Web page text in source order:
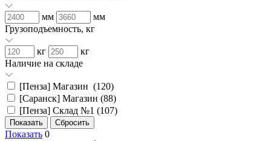
мм
мм
Грузоподъемность, кг
кг
кг
Наличие на складе
[Пенза] Магазин (120)
[Саранск] Магазин (88)
[Пенза] Склад №1 (107)
Показать 0